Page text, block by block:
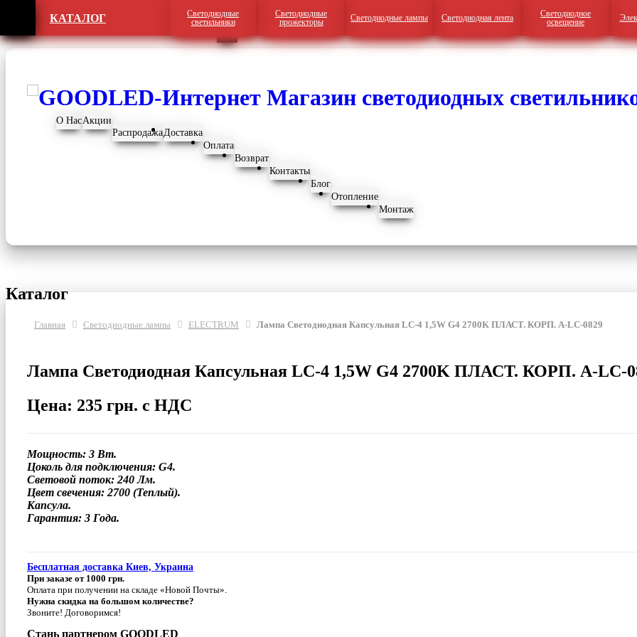
КАТАЛОГ
Светодиодные
светильники
Светодиодные
прожекторы
Светодиодные лампы Светодиодная лента
Светодиодное
освещение
Регистрация
О НасАкции
РаспродажаДоставка
Оплата
Возврат
Контакты
Блог
Отопление
Монтаж
Каталог
Главная Светодиодные лампы ELECTRUM Лампа Светодиодная Капсульная LC-4 1,5W G4 2700K ПЛАСТ. КОРП. A-LC-0829
Лампа Светодиодная Капсульная LC-4 1,5W G4 2700K ПЛАСТ. КОРП. A-LC-
Цена: 235 грн. с НДС
Мощность: 3 Вт.
Цоколь для подключения: G4.
Световой поток: 240 Лм.
Цвет свечения: 2700 (Теплый).
Капсула.
Гарантия: 3 Года.
Бесплатная доставка Киев, Украина
При заказе от 1000 грн.
Оплата при получении на складе «Новой Почты».
Нужна скидка на большом количестве?
Звоните! Договоримся!
Стань партнером GOODLED